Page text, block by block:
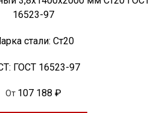
16523-97
стали: Ст20
ГОСТ 16523-97
От 107 188 ₽